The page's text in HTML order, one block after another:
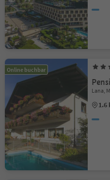
Online buchbar
Lana,
1.6